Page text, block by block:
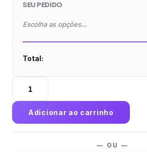
SEU PEDIDO
Escolha as opções…
Total:
Caixa
Multiuso
sem
Visor
Supremo
Adicionar ao carrinho
— OU —